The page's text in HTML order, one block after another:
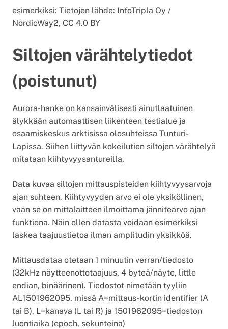
esimerkiksi: Tietojen lähde: InfoTripla Oy /
NordicWay2, CC 4.0 BY
Siltojen värähtelytiedot
(poistunut)
Aurora-hanke on kansainvälisesti ainutlaatuinen
älykkään automaattisen liikenteen testialue ja
osaamiskeskus arktisissa olosuhteissa Tunturi-
Lapissa. Siihen liittyvän kokeilutien siltojen värähtelyä
mitataan kiihtyvyysantureilla.
Data kuvaa siltojen mittauspisteiden kiihtyvyysarvoja
ajan suhteen. Kiihtyvyyden arvo ei ole yksiköllinen,
vaan se on mittalaitteen ilmoittama jännitearvo ajan
funktiona. Näin ollen datasta voidaan esimerkiksi
laskea taajuustietoa ilman amplitudin yksikköä.
Mittausdataa otetaan 1 minuutin verran/tiedosto
(32kHz näytteenottotaajuus, 4 byteä/näyte, little
endian, binäärinen). Tiedostot nimetään tyyliin
AL1501962095, missä A=mittaus-kortin identifier (A
tai B), L=kanava (L tai R) ja 1501962095=tiedoston
luontiaika (epoch, sekunteina)